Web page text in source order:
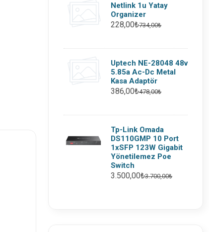
Netlink 1u Yatay
Organizer
228,00₺734,00₺
Uptech NE-28048 48v
5.85a Ac-Dc Metal
Kasa Adaptör
386,00₺478,00₺
Tp-Link Omada
DS110GMP 10 Port
1xSFP 123W Gigabit
Yönetilemez Poe
Switch
3.500,00₺3.700,00₺